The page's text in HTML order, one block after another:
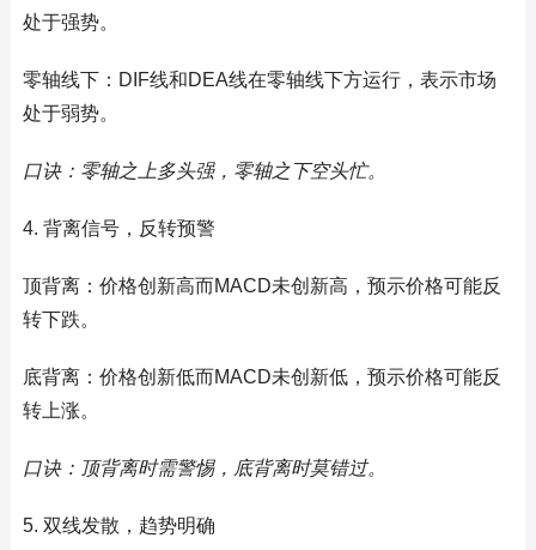
处于强势。
零轴线下：DIF线和DEA线在零轴线下方运行，表示市场
处于弱势。
口诀：零轴之上多头强，零轴之下空头忙。
4. 背离信号，反转预警
顶背离：价格创新高而MACD未创新高，预示价格可能反
转下跌。
底背离：价格创新低而MACD未创新低，预示价格可能反
转上涨。
口诀：顶背离时需警惕，底背离时莫错过。
5. 双线发散，趋势明确